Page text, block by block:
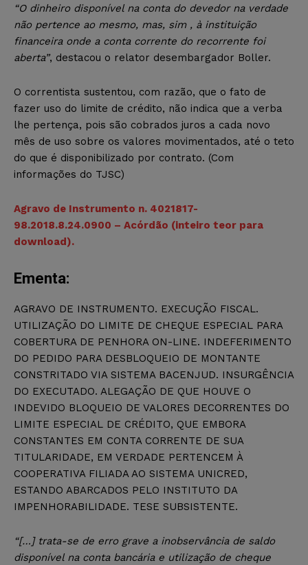
“O dinheiro disponível na conta do devedor na verdade
não pertence ao mesmo, mas, sim , à instituição
financeira onde a conta corrente do recorrente foi
aberta”, destacou o relator desembargador Boller.
O correntista sustentou, com razão, que o fato de
fazer uso do limite de crédito, não indica que a verba
lhe pertença, pois são cobrados juros a cada novo
mês de uso sobre os valores movimentados, até o teto
do que é disponibilizado por contrato. (Com
informações do TJSC)
Agravo de Instrumento n. 4021817-
98.2018.8.24.0900 – Acórdão (inteiro teor para
download).
Ementa:
AGRAVO DE INSTRUMENTO. EXECUÇÃO FISCAL.
UTILIZAÇÃO DO LIMITE DE CHEQUE ESPECIAL PARA
COBERTURA DE PENHORA ON-LINE. INDEFERIMENTO
DO PEDIDO PARA DESBLOQUEIO DE MONTANTE
CONSTRITADO VIA SISTEMA BACENJUD. INSURGÊNCIA
DO EXECUTADO. ALEGAÇÃO DE QUE HOUVE O
INDEVIDO BLOQUEIO DE VALORES DECORRENTES DO
LIMITE ESPECIAL DE CRÉDITO, QUE EMBORA
CONSTANTES EM CONTA CORRENTE DE SUA
TITULARIDADE, EM VERDADE PERTENCEM À
COOPERATIVA FILIADA AO SISTEMA UNICRED,
ESTANDO ABARCADOS PELO INSTITUTO DA
IMPENHORABILIDADE. TESE SUBSISTENTE.
“[…] trata-se de erro grave a inobservância de saldo
disponível na conta bancária e utilização de cheque